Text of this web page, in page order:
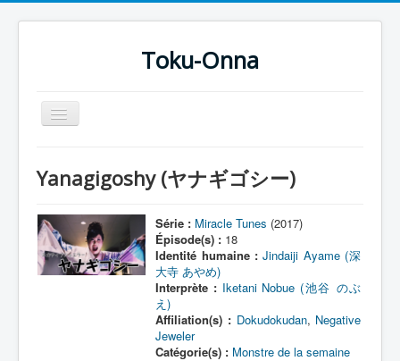
Toku-Onna
Basculer
la
Toku-Actrices
Toku-Critiques
Séries
Films
Yanagigoshy (ヤナギゴシー)
Série : Miracle Tunes (2017)
Épisode(s) : 18
Identité humaine : Jindaiji Ayame (深
大寺 あやめ)
Interprète : Iketani Nobue (池谷 のぶ
え)
Affiliation(s) : Dokudokudan, Negative
Jeweler
Catégorie(s) : Monstre de la semaine